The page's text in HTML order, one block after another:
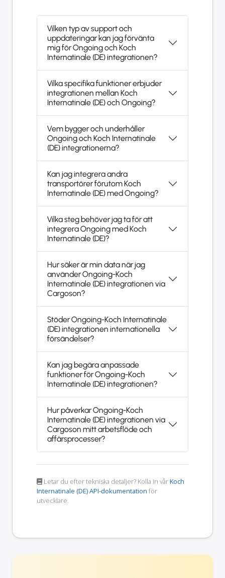
Vilken typ av support och
uppdateringar kan jag förvänta
mig för Ongoing och Koch
Internatinale (DE) integrationen?
Vilka specifika funktioner erbjuder
integrationen mellan Koch
Internatinale (DE) och Ongoing?
Vem bygger och underhåller
Ongoing och Koch Internatinale
(DE) integrationerna?
Kan jag integrera andra
transportörer förutom Koch
Internatinale (DE) med Ongoing?
Vilka steg behöver jag ta för att
integrera Ongoing med Koch
Internatinale (DE)?
Hur säker är min data när jag
använder Ongoing-Koch
Internatinale (DE) integrationen via
Cargoson?
Stöder Ongoing-Koch Internatinale
(DE) integrationen internationella
försändelser?
Kan jag begära anpassade
funktioner för Ongoing-Koch
Internatinale (DE) integrationen?
Hur påverkar Ongoing-Koch
Internatinale (DE) integrationen via
Cargoson mitt arbetsflöde och
affärsprocesser?
Letar du efter tekniska detaljer? Kolla in vårKoch
Internatinale (DE) API-dokumentation för
utvecklare.